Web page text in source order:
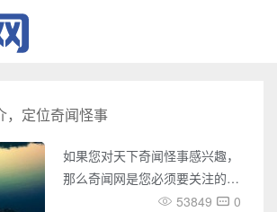
，定位奇闻怪事
如果您对天下奇闻怪事感兴趣，
那么奇闻网是您必须要关注的网
站。奇闻网是一个专门介绍世界
53849
0